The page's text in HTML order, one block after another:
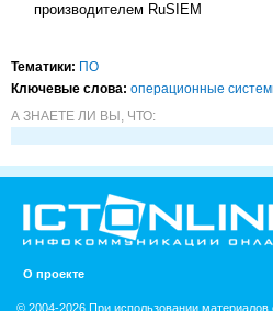
производителем RuSIEM
Тематики: ПО
Ключевые слова: операционные
А ЗНАЕТЕ ЛИ ВЫ, ЧТО:
О проекте
© 2004-2026 При использовании